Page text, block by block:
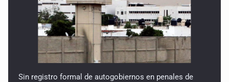
Sin registro formal de autogobiernos en penales de